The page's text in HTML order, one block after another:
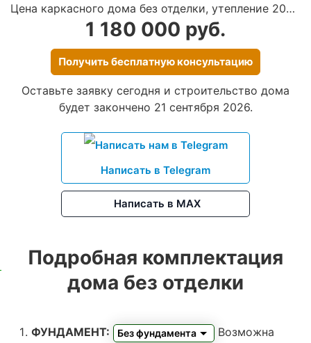
Цена каркасного дома без отделки, утепление 200мм
1 180 000 руб.
Получить бесплатную консультацию
Оставьте заявку сегодня и строительство дома
будет закончено 21 сентября 2026.
Написать в Telegram
Написать в MAX
Подробная комплектация
дома без отделки
ФУНДАМЕНТ: Без фундамента
Возможна